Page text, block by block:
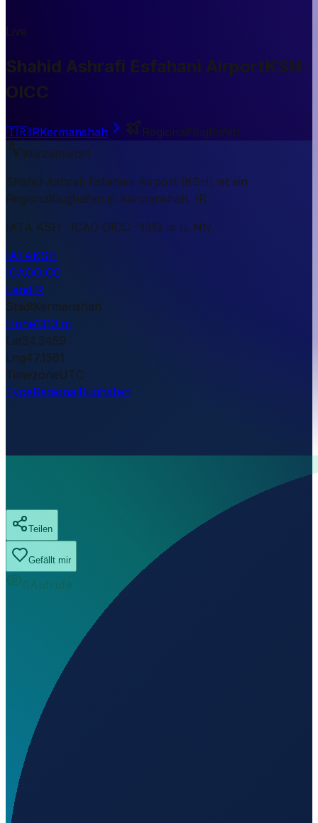
Live
Shahid Ashrafi Esfahani AirportKSH ·
OICC
🇮🇷IRKermanshah
Regionalflughafen
Kurzantwort
Shahid Ashrafi Esfahani Airport (KSH) ist ein
Regionalflughafen in Kermanshah, IR.
IATA KSH · ICAO OICC · 1313 m ü. NN.
IATAKSH
ICAOOICC
LandIR
StadtKermanshah
Höhe1313 m
Lat34.3459
Lng47.1581
TimezoneUTC
TypeRegionalflughafen
Teilen
Gefällt mir
0Aufrufe